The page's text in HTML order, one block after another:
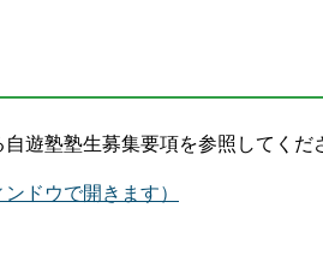
遊塾塾生募集要項を参照してくだ
ドウで開きます）